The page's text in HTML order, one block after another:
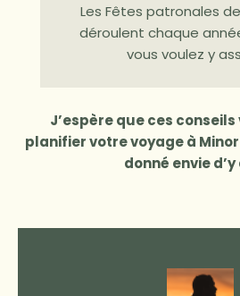
Les Fêtes patronales
déroulent chaque
vous voulez y
J’espère que ces
planifier votre voyage à
donné envie